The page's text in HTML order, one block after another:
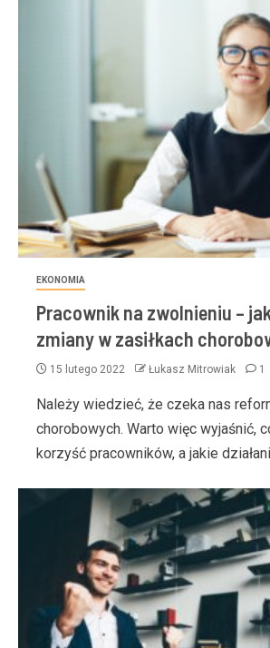
EKONOMIA
Pracownik na zwolnieniu –
zmiany w zasiłkach
15 lutego 2022 Łukasz Mitrowiak 1
Należy wiedzieć, że czeka nas
chorobowych. Warto więc wyjaśnić,
korzyść pracowników, a jakie